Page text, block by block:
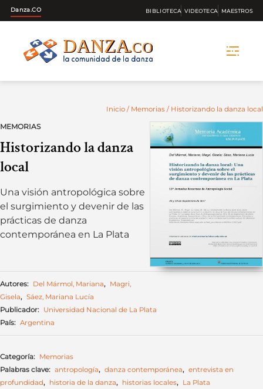
Danza.CO BIBLIOTECA VIDEOTECA MAESTROS
Inicio / Memorias / Historizando la danza local
MEMORIAS
Historizando la danza
local
Una visión antropológica sobre
el surgimiento y devenir de las
prácticas de danza
contemporánea en La Plata
Autores: Del Mármol, Mariana,
Magri,
Gisela, Sáez, Mariana Lucía
Publicador: Universidad Nacional de La Plata
País: Argentina
Categoría: Memorias
Palabras clave: antropología, danza contemporánea, entrevista en
profundidad, historia de la danza, historias locales, La Plata